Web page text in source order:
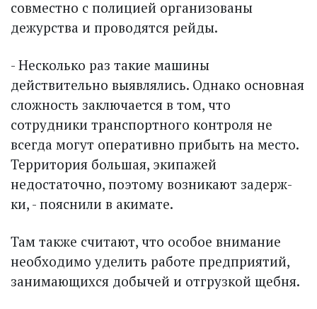
совместно с полицией организованы
дежурства и проводятся рейды.
- Несколько раз такие машины
действительно выявлялись. Однако основная
сложность заключается в том, что
сотрудники транспортного контроля не
всегда могут оперативно прибыть на место.
Территория большая, экипажей
недостаточно, поэтому возникают задерж­
ки, - пояснили в акимате.
Там также считают, что особое внимание
необходимо уделить работе предприятий,
занимающихся добычей и отгрузкой щебня.